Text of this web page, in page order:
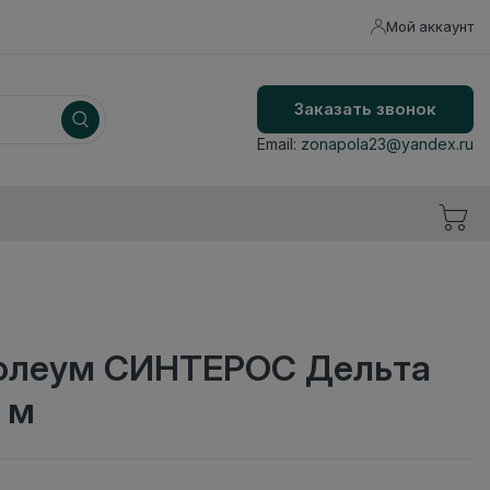
Мой аккаунт
Заказать звонок
Email: zonapola23@yandex.ru
СИНТЕРОС Дельта
м